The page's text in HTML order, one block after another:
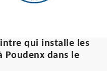
qui installe les
Poudenx dans le